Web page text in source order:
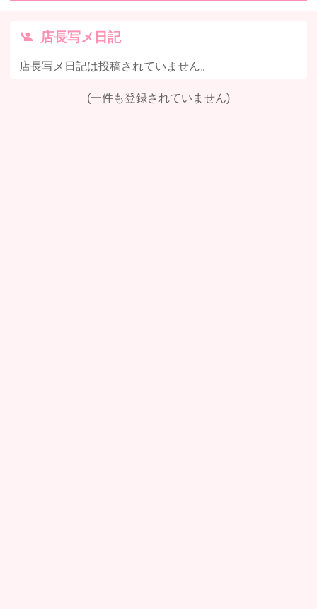
店長写メ日記
店長写メ日記は投稿されていません。
(一件も登録されていません)